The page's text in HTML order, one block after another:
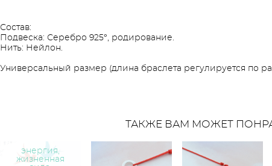
Состав:
Подвеска: Серебро 925°, родирование.
Нить: Нейлон.
Универсальный размер (длина браслета регулируется по
ТАКЖЕ ВАМ МОЖЕТ
энергия,
жизненная